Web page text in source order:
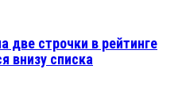
две строчки в рейтинге
внизу списка